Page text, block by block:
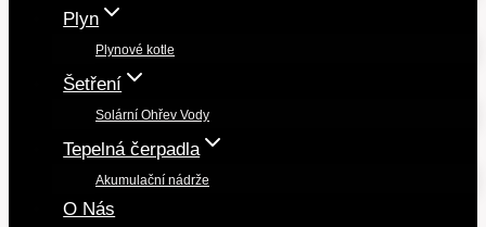
Plyn
Plynové kotle
Šetření
Solární Ohřev Vody
Tepelná čerpadla
Akumulační nádrže
O Nás